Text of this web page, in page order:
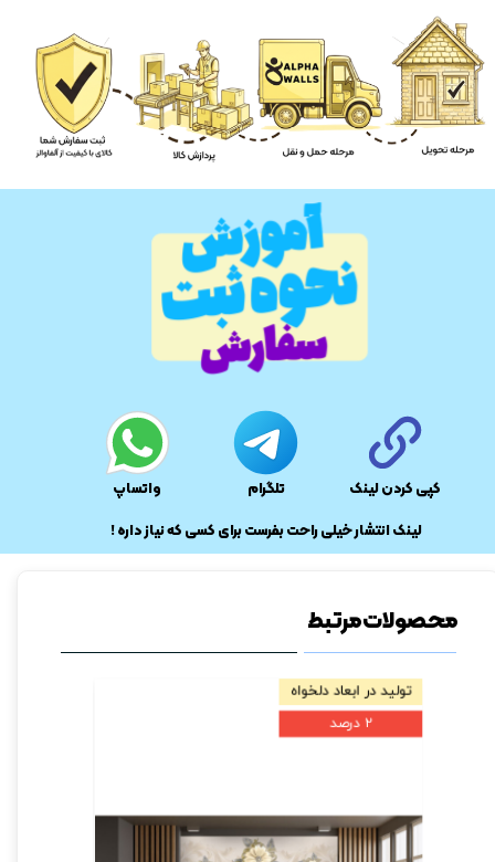
کپی کردن لینک تلگرام
واتساپ
​لینک انتشار خیلی راحت بفرست برای کسی که نیاز داره !
محصولات مرتبط
تولید در ابعاد دلخواه
۲ درصد